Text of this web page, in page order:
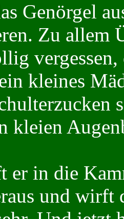
Genörgel
Zu allem
kleines
kleien
er in die
und wirft